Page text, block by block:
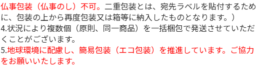
仏事包装（仏事のし）不可。 二重包装とは、宛先ラベルを貼付するため
に、包装の上から再度包装又は箱等に納入したものとなります。）
4.状況により複数個（原則、同一商品）を一括梱包で発送させていただ
くことがございます。
5.地球環境に配慮し、簡易包装（エコ包装）を推進しています。ご協力
をお願いいたします。